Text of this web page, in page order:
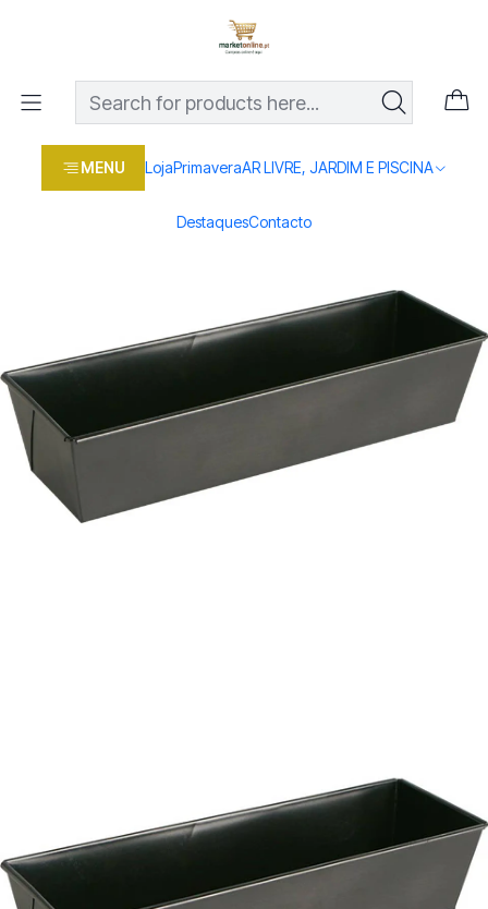
MENU LojaPrimaveraAR LIVRE, JARDIM E PISCINA
DestaquesContacto
Os melhores preços em produtos para casa, jardim e bricolage
Home Loja Casa e conforto COZINHA
PANELAS
FORMA ANTIADERENTE 35X12X8CM